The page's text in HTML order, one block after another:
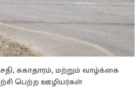
சுகாதாரம், மற்றும் வாழ்க்கை
பெற்ற ஊழியர்கள்